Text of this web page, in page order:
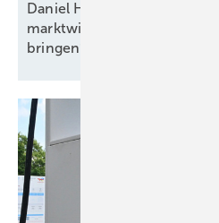
Daniel Hölder von Baywa
marktwirtschaftliche
bringen“